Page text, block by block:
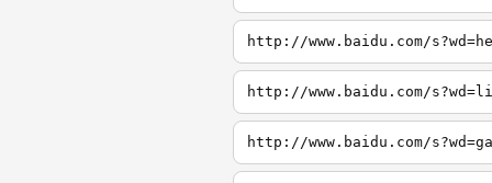
http://www.baidu.com/
http://www.baidu.com/
http://www.baidu.com/